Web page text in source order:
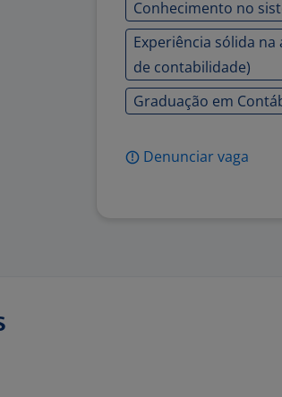
Conhecimento no
Experiência sólida
de contabilidade)
Graduação em
Denunciar vaga